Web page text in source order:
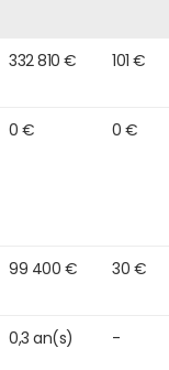
332 810 € 101 €
0 € 0 €
99 400 € 30 €
0,3 an(s) -